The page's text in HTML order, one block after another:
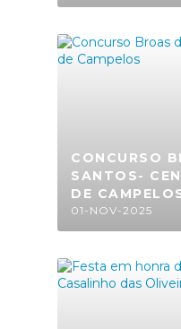
CONCURSO
SANTOS-
DE
01-NOV-2025